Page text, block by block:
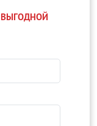
ВЫГОДНОЙ